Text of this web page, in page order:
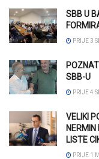
SBB U
PRIJE 3
SBB-U
PRIJE 4
VELIKI
LISTE
PRIJE 1